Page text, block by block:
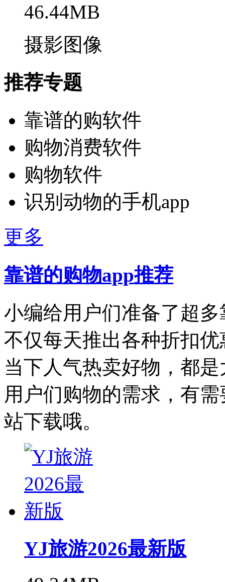
46.44MB
摄影图像
推荐专题
靠谱的购软件
购物消费软件
购物软件
识别动物的手机app
更多
靠谱的购物app推荐
小编给用户们准备了超
不仅每天推出各种折扣
当下人气热卖好物，都
用户们购物的需求，有
站下载哦。
YJ旅游2026最新版